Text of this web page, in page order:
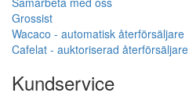
Grossist
Wacaco - automatisk återförsäljare
Cafelat - auktoriserad återförsäljare
Kundservice